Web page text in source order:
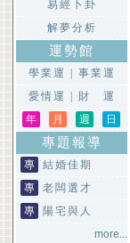
易經卜卦
解夢分析
運勢館
學業運
事業運
愛情運
財 運
年
月 週 日
專題報導
專
結婚佳期
專
老闆選才
專
陽宅與人
more...